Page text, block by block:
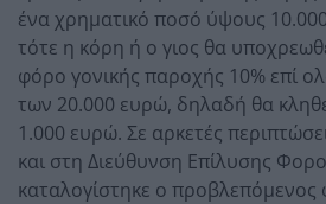
ένα χρηματικό ποσό ύψους
τότε η κόρη ή ο γιος θα
φόρο γονικής παροχής 10% επί
των 20.000 ευρώ, δηλαδή θα
1.000 ευρώ. Σε αρκετές
και στη Διεύθυνση Επίλυσης
καταλογίστηκε ο προβλεπόμενος